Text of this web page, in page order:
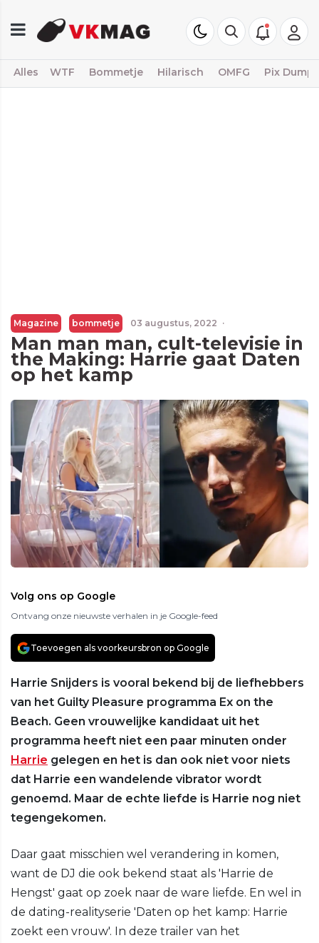
Alles WTF Bommetje Hilarisch OMFG Pix Dump
Magazine bommetje 03 augustus, 2022 ·
Man man man, cult-televisie in
the Making: Harrie gaat Daten
op het kamp
Volg ons op Google
Ontvang onze nieuwste verhalen in je Google-feed
Toevoegen als voorkeursbron op Google
Harrie Snijders is vooral bekend bij de liefhebbers
van het Guilty Pleasure programma Ex on the
Beach. Geen vrouwelijke kandidaat uit het
programma heeft niet een paar minuten onder
Harrie gelegen en het is dan ook niet voor niets
dat Harrie een wandelende vibrator wordt
genoemd. Maar de echte liefde is Harrie nog niet
tegengekomen.
Daar gaat misschien wel verandering in komen,
want de DJ die ook bekend staat als 'Harrie de
Hengst' gaat op zoek naar de ware liefde. En wel in
de dating-realityserie 'Daten op het kamp: Harrie
zoekt een vrouw'. In deze trailer van het